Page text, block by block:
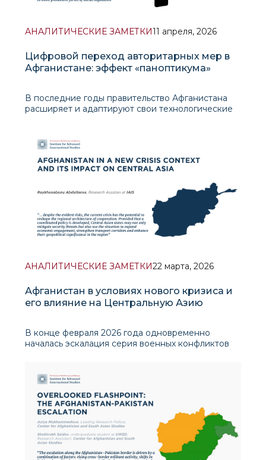
АНАЛИТИЧЕСКИЕ ЗАМЕТКИ11 апреля, 2026
Цифровой переход авторитарных мер в
Афганистане: эффект «паноптикума»
В последние годы правительство Афганистана
расширяет и адаптируют свои технологические
властям внедрять новые формы контроля,
выходящие за рамки традиционных методов. С
учето
АНАЛИТИЧЕСКИЕ ЗАМЕТКИ22 марта, 2026
Афганистан в условиях нового кризиса и
его влияние на Центральную Азию
В конце февраля 2026 года одновременно
началась эскалация серия военных конфликтов
Эскалация конфликтов на западных и восточных
рубежах Афганистана заметно ухудшила
гуманитарную ситуа